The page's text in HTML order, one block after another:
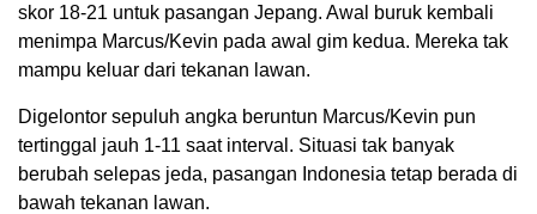
skor 18-21 untuk pasangan Jepang. Awal buruk kembali
menimpa Marcus/Kevin pada awal gim kedua. Mereka tak
mampu keluar dari tekanan lawan.
Digelontor sepuluh angka beruntun Marcus/Kevin pun
tertinggal jauh 1-11 saat interval. Situasi tak banyak
berubah selepas jeda, pasangan Indonesia tetap berada di
bawah tekanan lawan.